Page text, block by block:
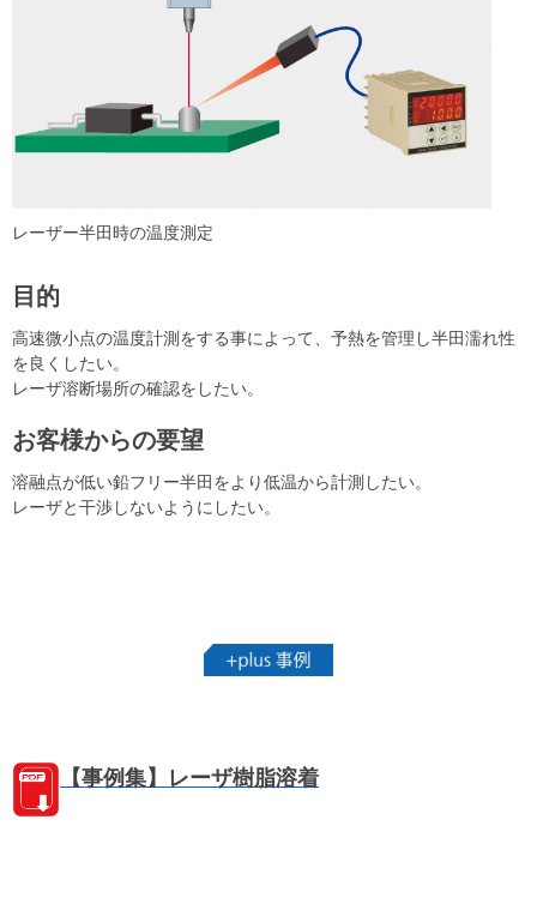
レーザー半田時の温度測定
目的
高速微小点の温度計測をする事によって、予熱を管理し半田濡れ性
を良くしたい。
レーザ溶断場所の確認をしたい。
お客様からの要望
溶融点が低い鉛フリー半田をより低温から計測したい。
レーザと干渉しないようにしたい。
【事例集】レーザ樹脂溶着